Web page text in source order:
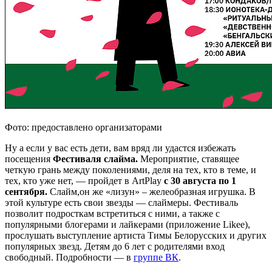
Фото: предоставлено организаторами
Ну а если у вас есть дети, вам вряд ли удастся избежать
посещения Фестиваля слайма. Мероприятие, ставящее
четкую грань между поколениями, деля на тех, кто в теме, и
тех, кто уже нет, — пройдет в ArtPlay с 30 августа по 1
сентября. Слайм,он же «лизун» – желеобразная игрушка. В
этой культуре есть свои звезды — слаймеры. Фестиваль
позволит подросткам встретиться с ними, а также с
популярными блогерами и лайкерами (приложение Likee),
прослушать выступление артиста Тимы Белорусских и других
популярных звезд. Детям до 6 лет с родителями вход
свободный. Подробности — в группе ВК.